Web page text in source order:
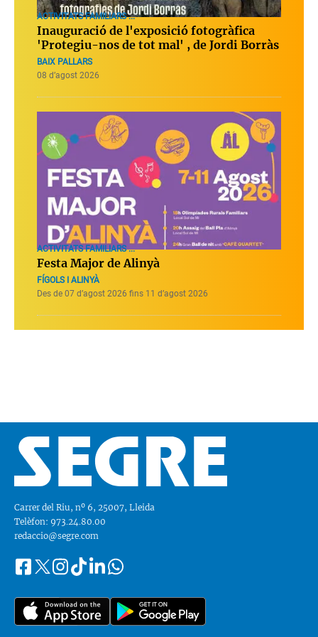
ACTIVITATS FAMILIARS ...
Inauguració de l'exposició fotogràfica
'Protegiu-nos de tot mal' , de Jordi Borràs
BAIX PALLARS
08 d’agost 2026
ACTIVITATS FAMILIARS ...
Festa Major de Alinyà
FÍGOLS I ALINYÀ
Des de 07 d’agost 2026 fins 11 d’agost 2026
Carrer del Riu, nº 6, 25007, Lleida
Telèfon: 973.24.80.00
redaccio@segre.com
Segueix-
a::
FacebookInstagram
TiktokLinkedinWhatsapp